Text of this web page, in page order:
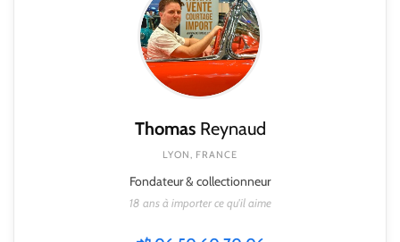
ThomasReynaud
LYON, FRANCE
Fondateur & collectionneur
18 ans à importer ce qu'il aime